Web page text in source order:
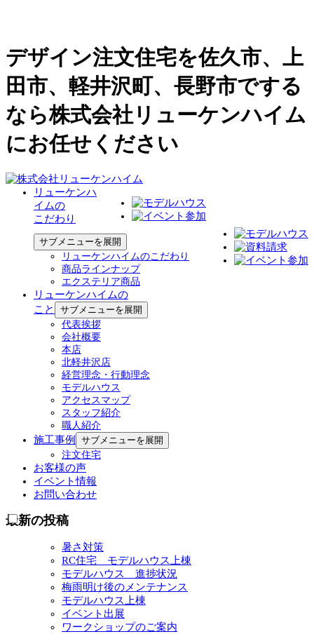
デザイン注文住宅を佐久市、上
田市、軽井沢町、長野市でする
なら株式会社リューケンハイム
にお任せください
リューケンハ
イムの
こだわり
サブメニューを展開
リューケンハイムのこだわり
商品ラインナップ
エクステリア商品
リューケンハイムの
こと
サブメニューを展開
代表挨拶
会社概要
本店
北軽井沢店
経営理念・行動理念
モデルハウス
アクセスマップ
スタッフ紹介
職人紹介
施工事例
サブメニューを展開
注文住宅
お客様の声
イベント情報
お問い合わせ
最新の投稿
暑さ対策
RC住宅 モデルハウス上棟
モデルハウス 進捗状況
梅雨明け後のメンテナンス
モデルハウス上棟
イベント出展
ワークショップのご案内